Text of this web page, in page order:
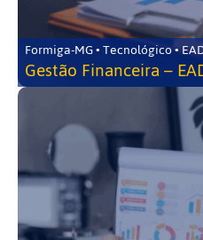
Formiga-MG • Tecnológico •
Gestão Financeira –